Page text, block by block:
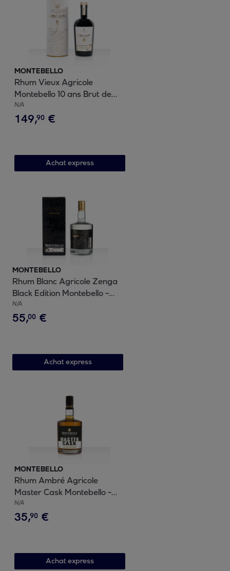
MONTEBELLO
Rhum Vieux Agricole
Montebello 10 ans Brut de
Fût BATCH 1 - Guadeloupe |
46.9% vol | 70cl
N/A
149,90 €
Achat express
MONTEBELLO
Rhum Blanc Agricole Zenga
Black Edition Montebello -
Guadeloupe| 60% vol | 70cl
N/A
55,00 €
Achat express
MONTEBELLO
Rhum Ambré Agricole
Master Cask Montebello -
Guadeloupe | 40.5% vol |
70cl
N/A
35,90 €
Achat express